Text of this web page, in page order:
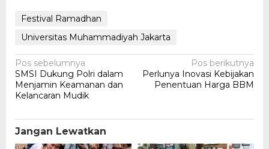
Festival Ramadhan
Universitas Muhammadiyah Jakarta
Navigasi
pos
Pos sebelumnya
SMSI Dukung Polri dalam
Menjamin Keamanan dan
Kelancaran Mudik
Pos berikutnya
Perlunya Inovasi Kebijakan
Penentuan Harga BBM
Jangan Lewatkan